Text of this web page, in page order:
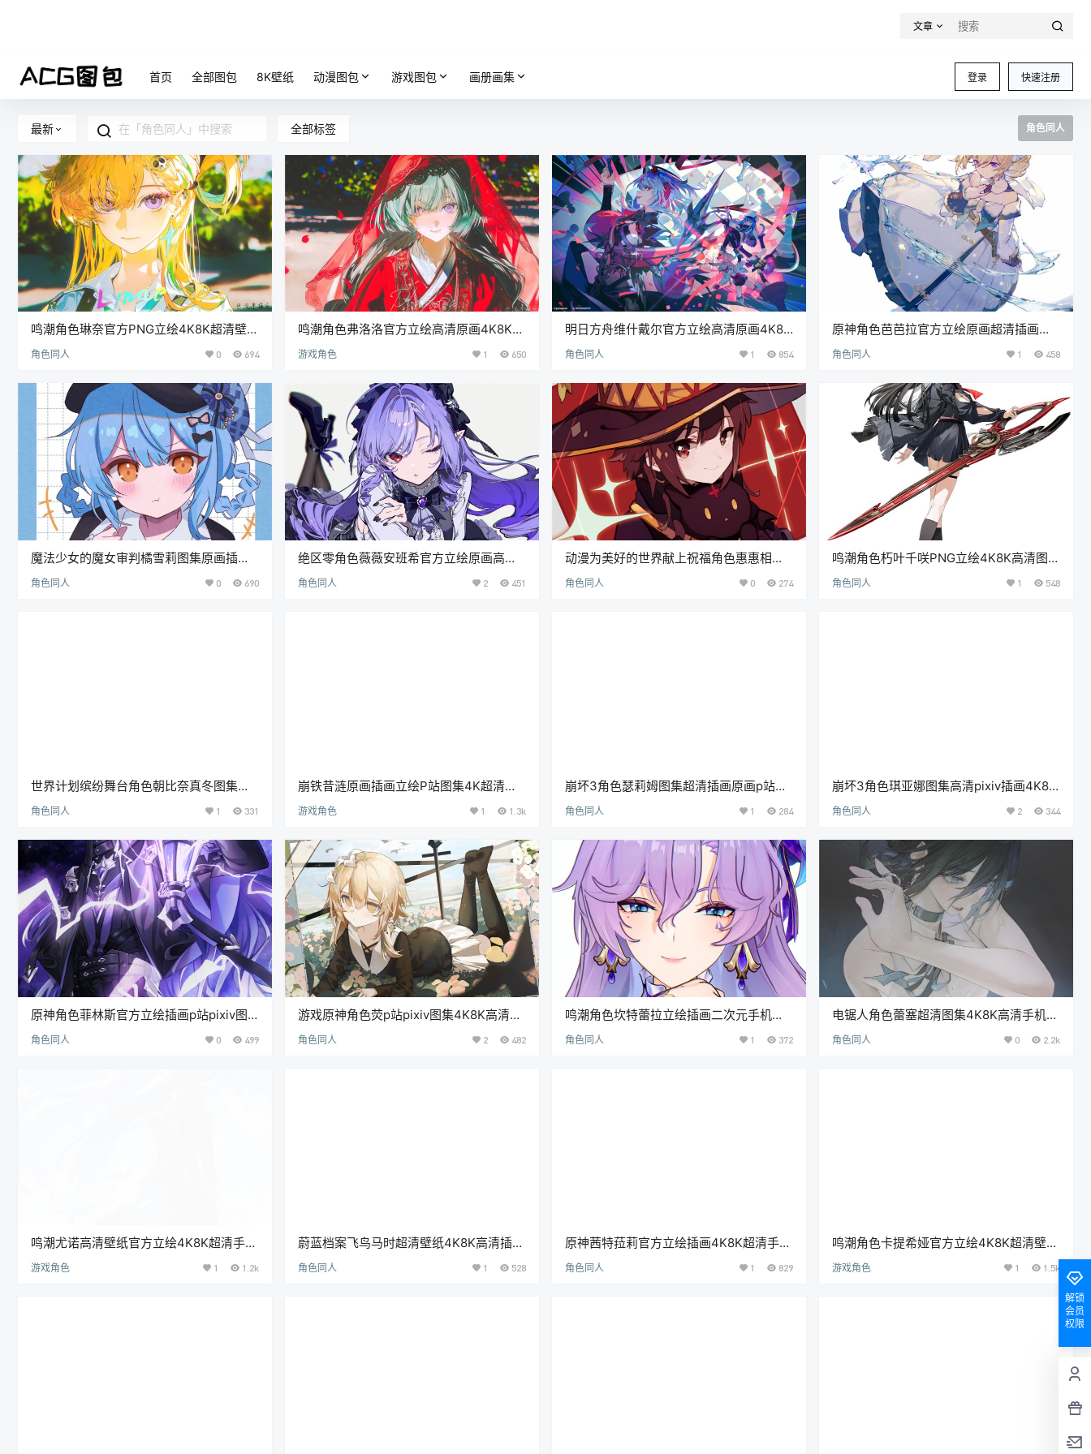
文章
登录 快速注册
首页 全部图包 8K壁纸 动漫图包 游戏图包 画册画集
最新 全部标签 角色同人
鸣潮角色琳奈官方PNG立绘4K8K超清壁纸
P站原画插画海报图片素材[429P-1.39G]
角色同人 0 694
鸣潮角色弗洛洛官方立绘高清原画4K8K超
清壁纸高清美术CG图片素材[795P-
2.46G]
游戏角色 1 650
明日方舟维什戴尔官方立绘高清原画4K8K
超清壁纸高清美术图片素材[352P-1.25G]
角色同人 1 854
原神角色芭芭拉官方立绘原画超清插画
4K8K高清壁纸美术图片素材[1807P-
5.34G]
角色同人 1 458
魔法少女的魔女审判橘雪莉图集原画插画
4K8K高清壁纸美术图片素材[162P-829M]
角色同人 0 690
绝区零角色薇薇安班希官方立绘原画高清
插画4K8K超清壁纸图片素材[2491P-
9.91G]
角色同人 2 451
动漫为美好的世界献上祝福角色惠惠相关
图集原画插画壁纸图片素材(二期更新)
[2303P-5.1G]
角色同人 0 274
鸣潮角色朽叶千咲PNG立绘4K8K高清图集
插画手机电脑壁纸海报素材[987P-3.65G]
角色同人 1 548
世界计划缤纷舞台角色朝比奈真冬图集插
画原画4K高清壁纸图片素材[2324P-
6.36G]
角色同人 1 331
崩铁昔涟原画插画立绘P站图集4K超清壁
纸星穹铁道画集图片素材集[1223P-
4.95G]
游戏角色 1 1.3k
崩坏3角色瑟莉姆图集超清插画原画p站
pixiv高清壁纸画集图片素材[603P-2.06G]
角色同人 1 284
崩坏3角色琪亚娜图集高清pixiv插画4K8K
超清壁纸图片素材美术资料[3751P-11.4G]
角色同人 2 344
原神角色菲林斯官方立绘插画p站pixiv图
集高清壁纸美术图片素材
角色同人 0 499
游戏原神角色荧p站pixiv图集4K8K高清壁
纸原画插画CG美术图片素材(二期更新)
[3388P-9.5G]
角色同人 2 482
鸣潮角色坎特蕾拉立绘插画二次元手机壁
纸CG绘画素材美术资料图集[904P-2.91G]
角色同人 1 372
电锯人角色蕾塞超清图集4K8K高清手机电
脑壁纸CG插画原画图片素材[1100P-
3.27G]
角色同人 0 2.2k
鸣潮尤诺高清壁纸官方立绘4K8K超清手机
电脑壁纸原画插画图片素材[656P-2.45G]
游戏角色 1 1.2k
蔚蓝档案飞鸟马时超清壁纸4K8K高清插画
原画手机电脑壁纸图片素材[4931P-
15.5G]
角色同人 1 528
原神茜特菈莉官方立绘插画4K8K超清手机
电脑壁纸游戏原画图片素材[1453P-
5.42G]
角色同人 1 829
鸣潮角色卡提希娅官方立绘4K8K超清壁纸
海报原画高清插画图片素材[2038P-
7.64G]
游戏角色 1 1.5k
解锁
会员
权限